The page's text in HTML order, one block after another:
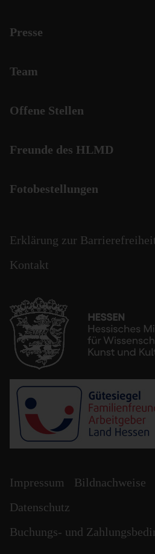
Presse
Team
Offene Stellen
Freunde des HLMD
Fotobestellungen
Erklärung zur
Kontakt
Impressum Bildnachweise
Datenschutz
Buchungs- und